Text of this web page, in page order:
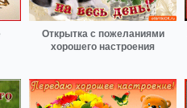
Открытка с пожеланиями
хорошего настроения